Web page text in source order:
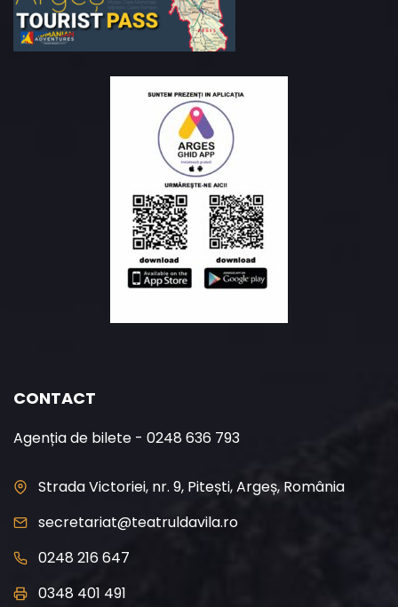
CONTACT
Agenția de bilete - 0248 636 793
Strada Victoriei, nr. 9, Pitești, Argeș, România
secretariat@teatruldavila.ro
0248 216 647
0348 401 491